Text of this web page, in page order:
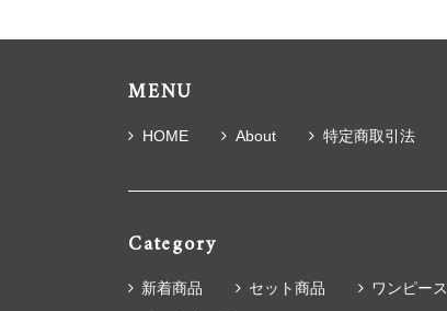
MENU
HOME About 特定商取引法
Category
新着商品 セット商品 ワンピース